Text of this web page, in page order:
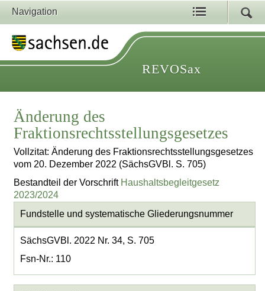
Navigation
REVOSax
Änderung des
Fraktionsrechtsstellungsgesetzes
Vollzitat: Änderung des Fraktionsrechtsstellungsgesetzes
vom 20. Dezember 2022 (SächsGVBl. S. 705)
Bestandteil der Vorschrift Haushaltsbegleitgesetz
2023/2024
Fundstelle und systematische Gliederungsnummer
SächsGVBl. 2022 Nr. 34, S. 705
Fsn-Nr.: 110